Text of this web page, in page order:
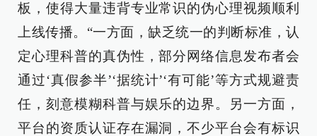
板，使得大量违背专业常识的伪心理视频顺利
上线传播。“一方面，缺乏统一的判断标准，认
定心理科普的真伪性，部分网络信息发布者会
通过‘真假参半’‘据统计’‘有可能’等方式规避责
任，刻意模糊科普与娱乐的边界。另一方面，
平台的资质认证存在漏洞，不少平台会有标识